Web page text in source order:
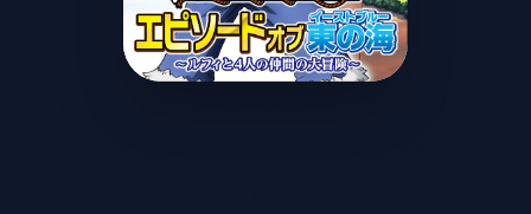
One Piece: Episode of East Blue -